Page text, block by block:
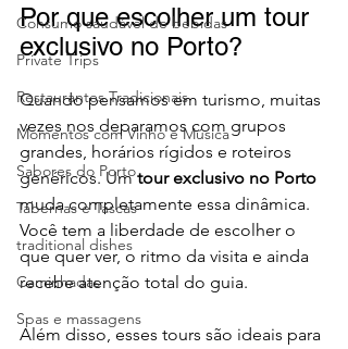
Consumo saudável de bebidas
Private Trips
Restaurantes Tradicionais
Momentos com Vinho e Música
Sabores do Porto
Tabernas e Tascas
traditional dishes
Caminhadas
Spas e massagens
Por que escolher um tour
exclusivo no Porto?
Quando pensamos em turismo, muitas
vezes nos deparamos com grupos
grandes, horários rígidos e roteiros
genéricos. Um tour exclusivo no Porto
muda completamente essa dinâmica.
Você tem a liberdade de escolher o
que quer ver, o ritmo da visita e ainda
recebe atenção total do guia.
Além disso, esses tours são ideais para